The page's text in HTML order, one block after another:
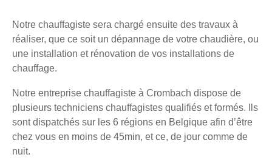
Notre chauffagiste sera chargé ensuite des travaux à
réaliser, que ce soit un dépannage de votre chaudière, ou
une installation et rénovation de vos installations de
chauffage.
Notre entreprise chauffagiste à Crombach dispose de
plusieurs techniciens chauffagistes qualifiés et formés. Ils
sont dispatchés sur les 6 régions en Belgique afin d’être
chez vous en moins de 45min, et ce, de jour comme de
nuit.